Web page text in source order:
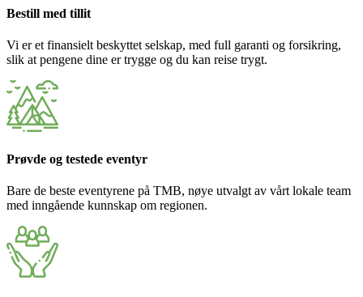
Bestill med tillit
Vi er et finansielt beskyttet selskap, med full garanti og forsikring,
slik at pengene dine er trygge og du kan reise trygt.
Prøvde og testede eventyr
Bare de beste eventyrene på TMB, nøye utvalgt av vårt lokale team
med inngående kunnskap om regionen.